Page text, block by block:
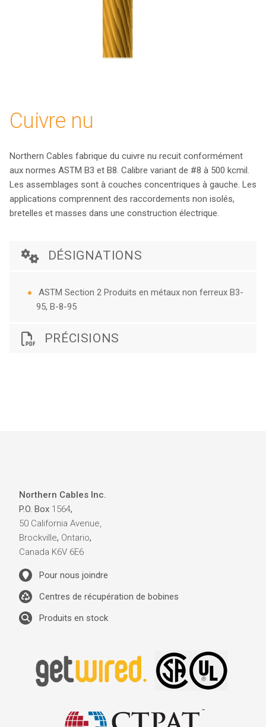
Cuivre nu
Northern Cables fabrique du cuivre nu recuit conformément
aux normes ASTM B3 et B8. Calibre variant de #8 à 500 kcmil.
Les assemblages sont à couches concentriques à gauche. Les
applications comprennent des raccordements non isolés,
bretelles et masses dans une construction électrique.
DÉSIGNATIONS
ASTM Section 2 Produits en métaux non ferreux B3-
95, B-8-95
PRÉCISIONS
Northern Cables Inc.
P.O. Box 1564,
50 California Avenue,
Brockville, Ontario,
Canada K6V 6E6
Pour nous joindre
Centres de récupération de bobines
Produits en stock